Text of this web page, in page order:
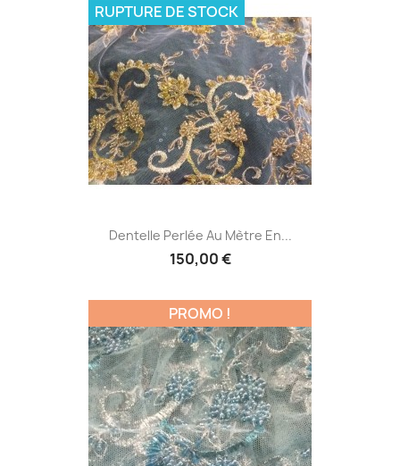
Dentelle Perlée Au Mètre En...
150,00 €
RUPTURE DE STOCK
PROMO !